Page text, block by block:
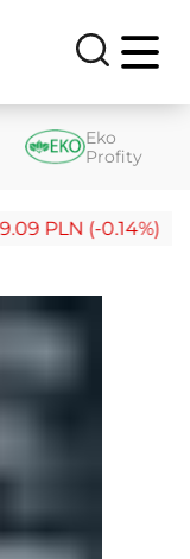
Eko
Profity
PLN (-0.14%)